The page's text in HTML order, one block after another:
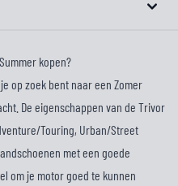
kopen?
op zoek bent naar een Zomer
De eigenschappen van de Trivor
Touring, Urban/Street
met een goede
om je motor goed te kunnen